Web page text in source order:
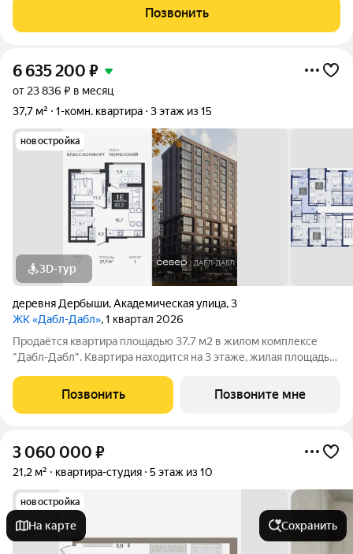
варочная поверхность, духовой шкаф, вытяжка,
посудомоечная машина, унитаз, ванна, раковина,
Позвонить
6 635 200 ₽
от 23 836 ₽ в месяц
37,7 м²
1-комн. квартира 3 этаж из 15
новостройка
3D-тур
деревня Дербыши,Академическая улица,3
ЖК «Дабл-Дабл», 1 квартал 2026
Продаётся квартира площадью 37.7 м2 в жилом комплексе
"Дабл-Дабл". Квартира находится на 3 этаже, жилая площадь
особенностей планировки изолированные комнаты с окнами
на одну сторону, 1
Позвонить Позвоните мне
3 060 000 ₽
21,2 м² квартира-студия 5 этаж из 10
новостройка
На карте Сохранить